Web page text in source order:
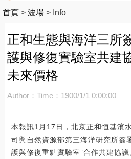
首頁 > 波場 > Info
正和生態與海洋三所
護與修復實驗室共建
未來價格
Author： Time：1900/1/1 0:00:00
本報訊1月17日，北京正和恒基濱
司與自然資源部第三海洋研究所簽
護與修復重點實驗室”合作共建協議